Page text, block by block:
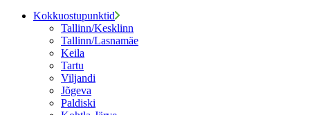
Kokkuostupunktid
Tallinn/Kesklinn
Tallinn/Lasnamäe
Keila
Tartu
Viljandi
Jõgeva
Paldiski